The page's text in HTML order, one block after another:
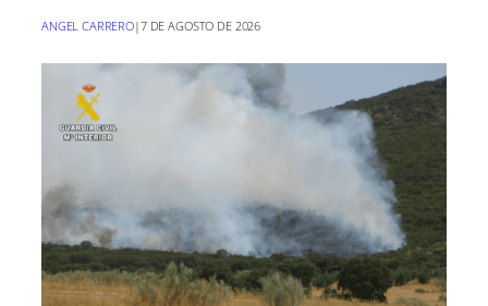
ANGEL CARRERO|7 DE AGOSTO DE 2026